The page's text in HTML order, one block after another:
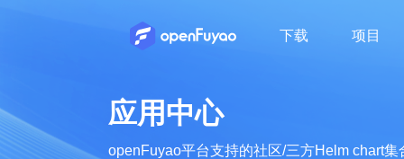
下载 项目
应用中心
openFuyao平台支持的社区/三方Helm chart集